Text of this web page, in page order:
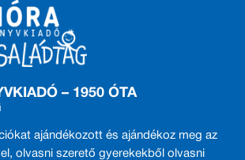
– 1950 ÓTA
ajándékozott és ajándékoz meg az
olvasni szerető gyerekekből olvasni